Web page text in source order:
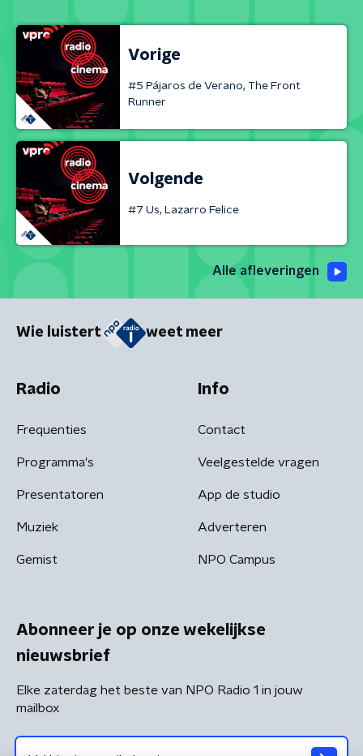
Vorige
#5 Pájaros de Verano, The Front
Runner
Volgende
#7 Us, Lazarro Felice
Alle afleveringen
Wie luistert weet meer
Radio
Frequenties
Programma's
Presentatoren
Muziek
Gemist
Info
Contact
Veelgestelde vragen
App de studio
Adverteren
NPO Campus
Abonneer je op onze wekelijkse
nieuwsbrief
Elke zaterdag het beste van NPO Radio 1 in jouw
mailbox